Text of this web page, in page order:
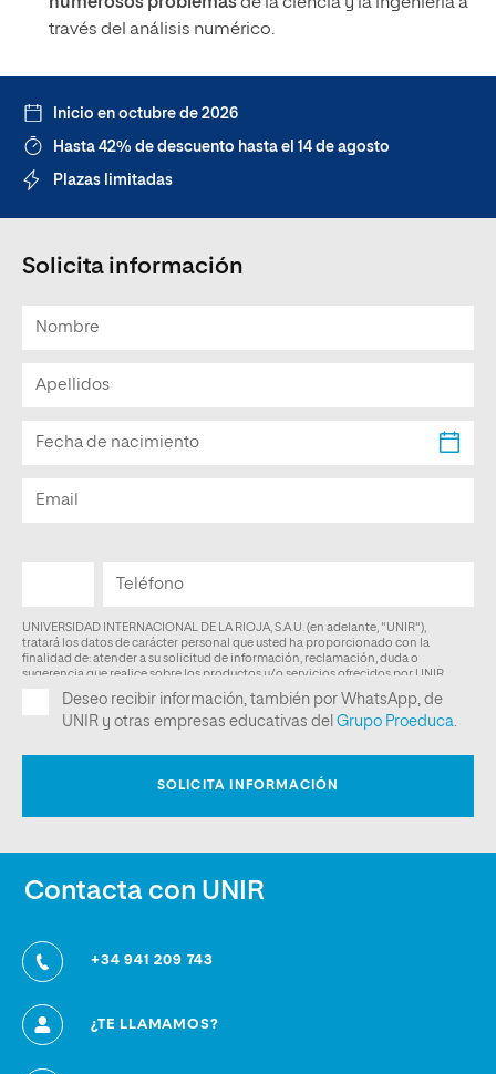
través del análisis numérico.
Inicio en octubre de 2026
Hasta 42% de descuento hasta el 14 de agosto
Plazas limitadas
Solicita información
Contacta con UNIR
+34 941 209 743
¿TE LLAMAMOS?